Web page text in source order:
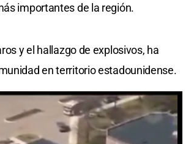
importantes de la región.
y el hallazgo de explosivos, ha
en territorio estadounidense.